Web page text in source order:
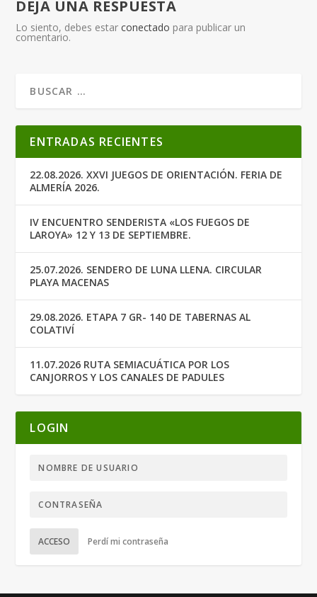
DEJA UNA RESPUESTA
Lo siento, debes estarconectado para publicar un
comentario.
ENTRADAS RECIENTES
22.08.2026. XXVI JUEGOS DE ORIENTACIÓN. FERIA DE
ALMERÍA 2026.
IV ENCUENTRO SENDERISTA «LOS FUEGOS DE
LAROYA» 12 Y 13 DE SEPTIEMBRE.
25.07.2026. SENDERO DE LUNA LLENA. CIRCULAR
PLAYA MACENAS
29.08.2026. ETAPA 7 GR- 140 DE TABERNAS AL
COLATIVÍ
11.07.2026 RUTA SEMIACUÁTICA POR LOS
CANJORROS Y LOS CANALES DE PADULES
LOGIN
ACCESO Perdí mi contraseña